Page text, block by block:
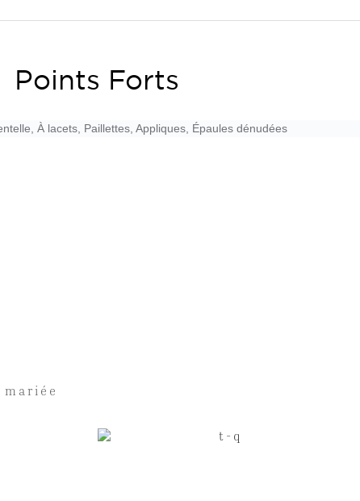
Points Forts
À lacets, Paillettes, Appliques, Épaules dénudées